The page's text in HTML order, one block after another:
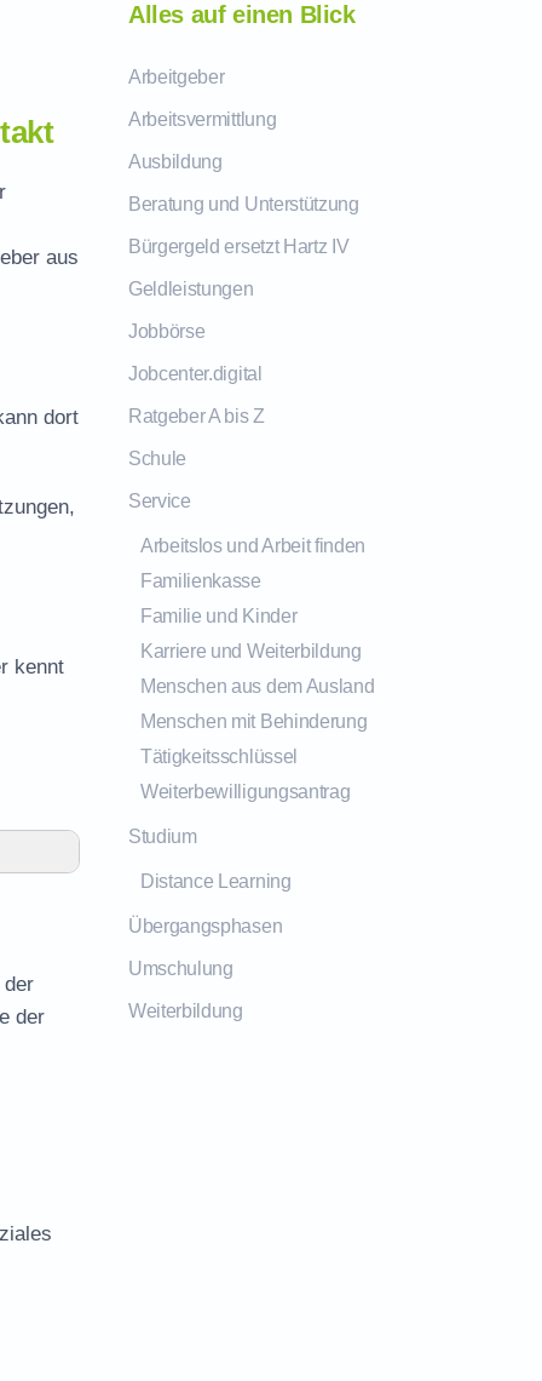
aus
dort
kennt
der
der
Alles auf einen Blick
Arbeitgeber
Arbeitsvermittlung
Ausbildung
Beratung und Unterstützung
Bürgergeld ersetzt Hartz IV
Geldleistungen
Jobbörse
Jobcenter.digital
Ratgeber A bis Z
Schule
Service
Arbeitslos und Arbeit finden
Familienkasse
Familie und Kinder
Karriere und Weiterbildung
Menschen aus dem Ausland
Menschen mit Behinderung
Tätigkeitsschlüssel
Weiterbewilligungsantrag
Studium
Distance Learning
Übergangsphasen
Umschulung
Weiterbildung